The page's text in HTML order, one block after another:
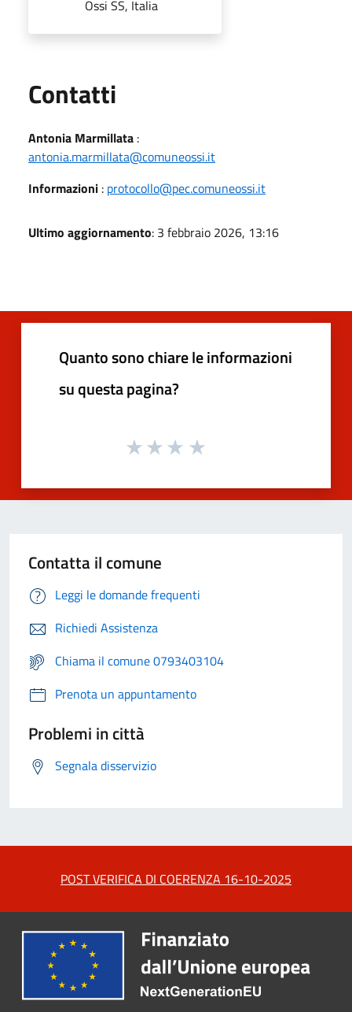
Ossi SS, Italia
Contatti
Antonia Marmillata :
antonia.marmillata@comuneossi.it
Informazioni : protocollo@pec.comuneossi.it
Ultimo aggiornamento: 3 febbraio 2026, 13:16
Quanto sono chiare le informazioni
su questa pagina?
Contatta il comune
Leggi le domande frequenti
Richiedi Assistenza
Chiama il comune 0793403104
Prenota un appuntamento
Problemi in città
Segnala disservizio
POST VERIFICA DI COERENZA 16-10-2025